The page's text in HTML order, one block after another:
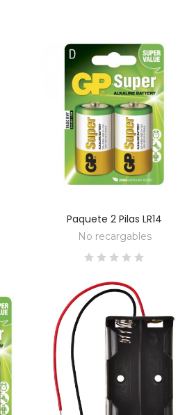
DESCUBRE
Paquete 2 Pilas LR14
No recargables